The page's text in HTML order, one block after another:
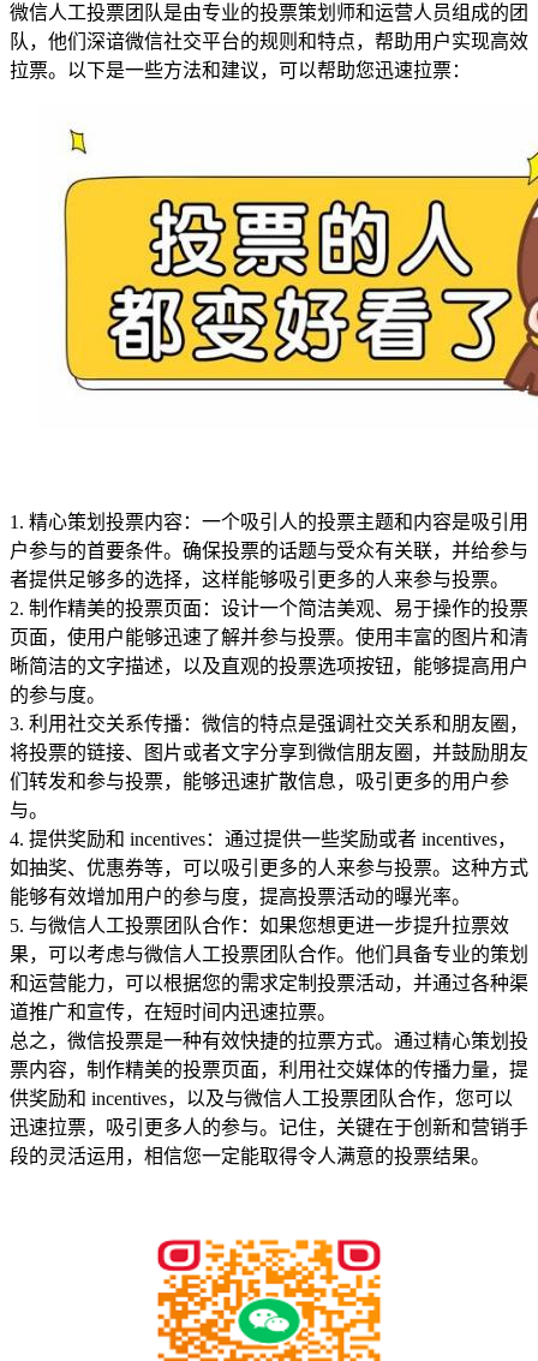
微信人工投票团队是由专业的投票策划师和运营人员组成的团
队，他们深谙微信社交平台的规则和特点，帮助用户实现高效
拉票。以下是一些方法和建议，可以帮助您迅速拉票：
1. 精心策划投票内容：一个吸引人的投票主题和内容是吸引用
户参与的首要条件。确保投票的话题与受众有关联，并给参与
者提供足够多的选择，这样能够吸引更多的人来参与投票。
2. 制作精美的投票页面：设计一个简洁美观、易于操作的投票
页面，使用户能够迅速了解并参与投票。使用丰富的图片和清
晰简洁的文字描述，以及直观的投票选项按钮，能够提高用户
的参与度。
3. 利用社交关系传播：微信的特点是强调社交关系和朋友圈，
将投票的链接、图片或者文字分享到微信朋友圈，并鼓励朋友
们转发和参与投票，能够迅速扩散信息，吸引更多的用户参
与。
4. 提供奖励和 incentives：通过提供一些奖励或者 incentives，
如抽奖、优惠券等，可以吸引更多的人来参与投票。这种方式
能够有效增加用户的参与度，提高投票活动的曝光率。
5. 与微信人工投票团队合作：如果您想更进一步提升拉票效
果，可以考虑与微信人工投票团队合作。他们具备专业的策划
和运营能力，可以根据您的需求定制投票活动，并通过各种渠
道推广和宣传，在短时间内迅速拉票。
总之，微信投票是一种有效快捷的拉票方式。通过精心策划投
票内容，制作精美的投票页面，利用社交媒体的传播力量，提
供奖励和 incentives，以及与微信人工投票团队合作，您可以
迅速拉票，吸引更多人的参与。记住，关键在于创新和营销手
段的灵活运用，相信您一定能取得令人满意的投票结果。